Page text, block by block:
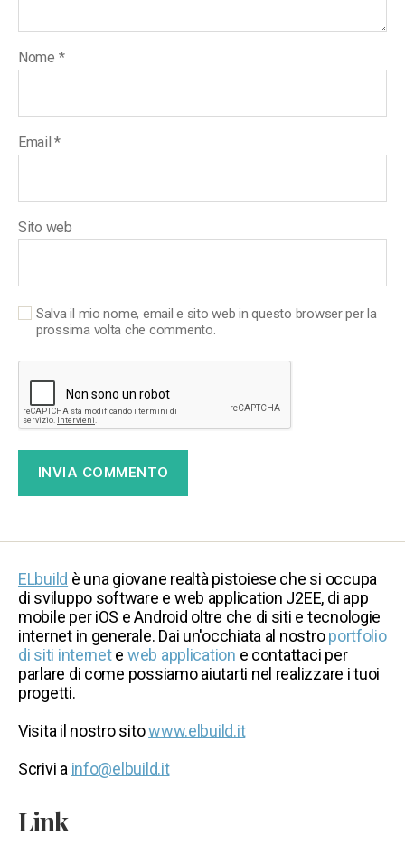
Nome *
Email*
Sito web
Salva il mio nome, email e sito web in questo browser per la
prossima volta che commento.
ELbuild è una giovane realtà pistoiese che si occupa
di sviluppo software e web application J2EE, di app
mobile per iOS e Android oltre che di siti e tecnologie
internet in generale. Dai un'occhiata al nostroportfolio
di siti internete web application e contattaci per
parlare di come possiamo aiutarti nel realizzare i tuoi
progetti.
Visita il nostro sitowww.elbuild.it
Scrivi a info@elbuild.it
Link